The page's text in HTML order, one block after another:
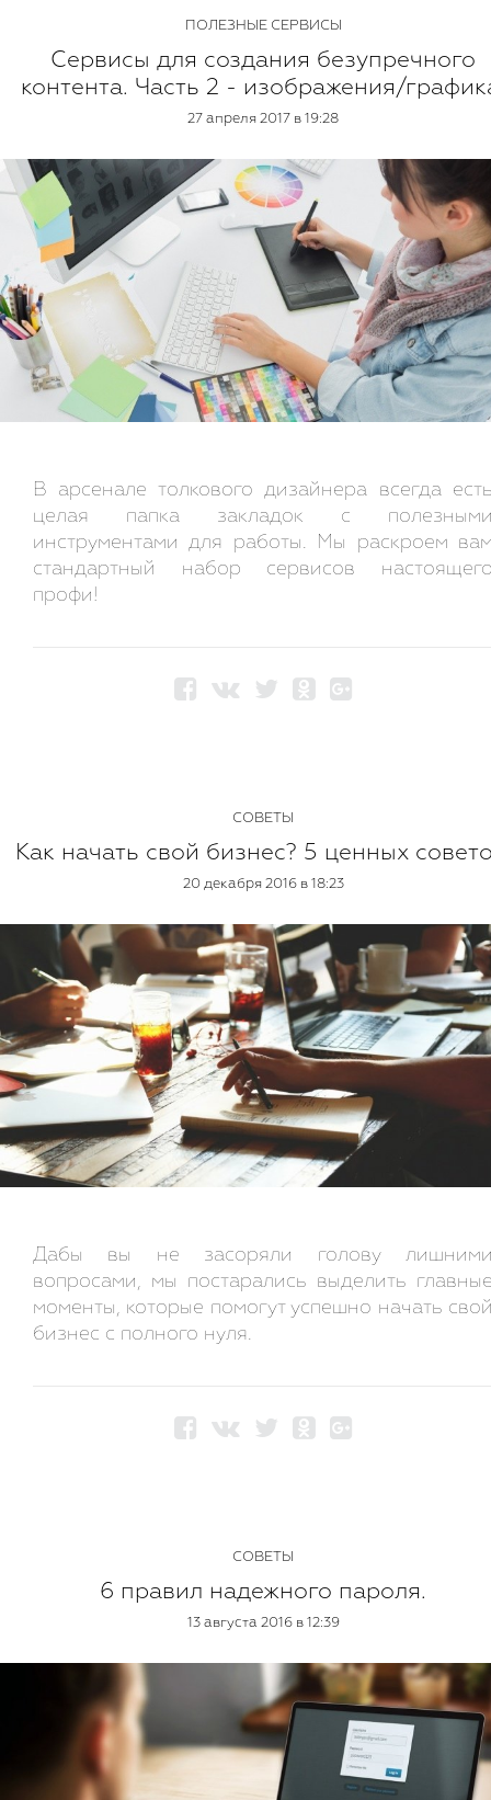
ПОЛЕЗНЫЕ СЕРВИСЫ
Сервисы для создания безупречного
контента. Часть 2 - изображения/
27 апреля 2017 в 19:28
В арсенале толкового дизайнера всегда
целая папка закладок с
инструментами для работы. Мы раскроем
стандартный набор сервисов
профи!
СОВЕТЫ
Как начать свой бизнес? 5 ценных
20 декабря 2016 в 18:23
Дабы вы не засоряли голову
вопросами, мы постарались выделить
моменты, которые помогут успешно начать
бизнес с полного нуля.
СОВЕТЫ
6 правил надежного пароля.
13 августа 2016 в 12:39